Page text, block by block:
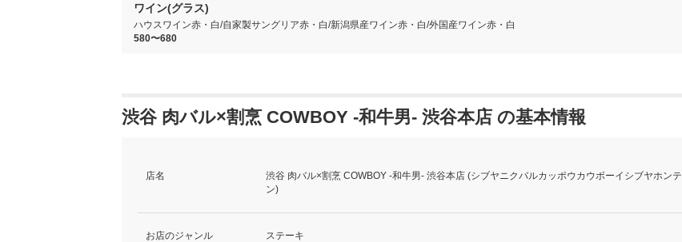
ワイン(グラス)
ハウスワイン赤・白/自家製サングリア赤・白/新潟県産ワイン赤・白/外国産ワイン赤・白
580〜680
渋谷 肉バル×割烹 COWBOY -和牛男- 渋谷本店 の基本情報
店名
渋谷 肉バル×割烹 COWBOY -和牛男- 渋谷本店 (シブヤニクバルカッポウカウボーイシブヤホンテ
ン)
お店のジャンル ステーキ